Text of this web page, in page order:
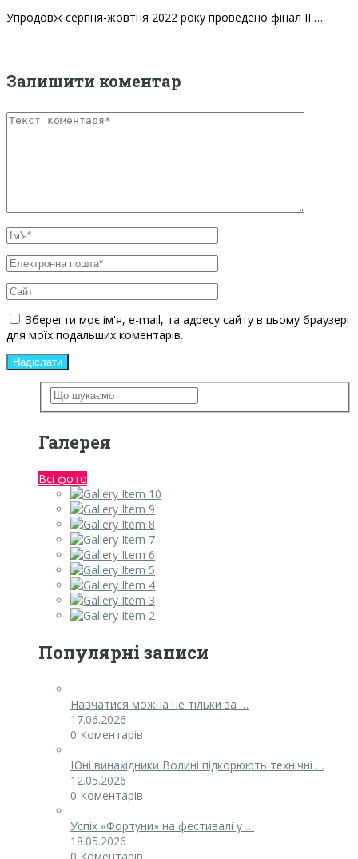
Упродовж серпня-жовтня 2022 року проведено фінал ІІ …
Залишити коментар
Зберегти моє ім'я, e-mail, та адресу сайту в цьому браузері
для моїх подальших коментарів.
Галерея
Всі фото
Популярні записи
Навчатися можна не тільки за …
17.06.2026
0 Коментарів
Юні винахідники Волині підкорюють технічні …
12.05.2026
0 Коментарів
Успіх «Фортуни» на фестивалі у …
18.05.2026